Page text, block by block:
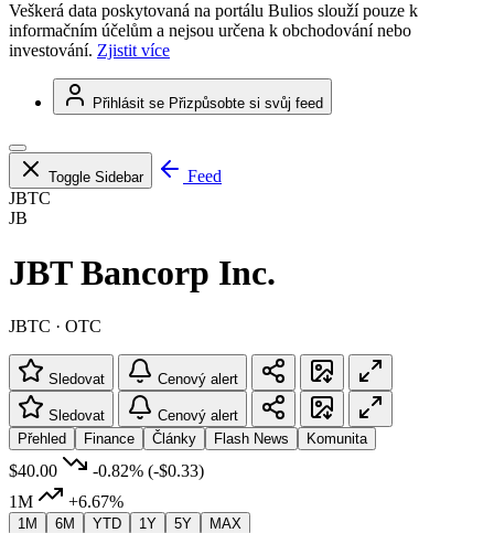
Veškerá data poskytovaná na portálu Bulios slouží pouze k
informačním účelům a nejsou určena k obchodování nebo
investování. Zjistit více
Přihlásit se Přizpůsobte si svůj feed
Toggle Sidebar
Feed
JBTC
JB
JBT Bancorp Inc.
JBTC · OTC
Sledovat Cenový alert
Sledovat
Cenový alert
Přehled
Finance Články Flash News Komunita
$40.00 -0.82% (-$0.33)
1M
+6.67%
1M 6M YTD 1Y 5Y MAX